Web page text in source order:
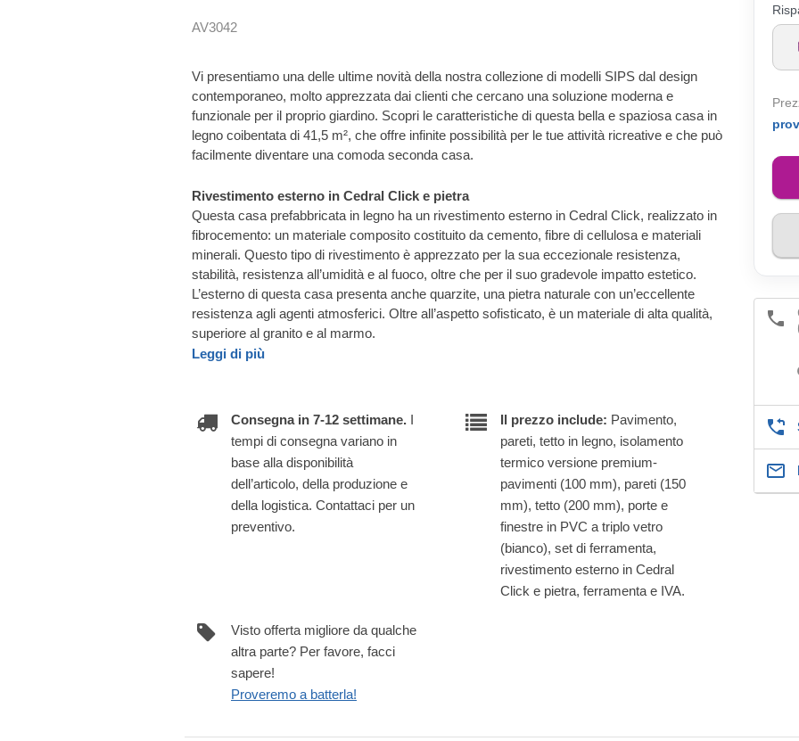
AV3042
Vi presentiamo una delle ultime novità della nostra collezione di modelli SIPS dal design
contemporaneo, molto apprezzata dai clienti che cercano una soluzione moderna e
funzionale per il proprio giardino. Scopri le caratteristiche di questa bella e spaziosa casa in
legno coibentata di 41,5 m², che offre infinite possibilità per le tue attività ricreative e che può
facilmente diventare una comoda seconda casa.
Rivestimento esterno in Cedral Click e pietra
Questa casa prefabbricata in legno ha un rivestimento esterno in Cedral Click, realizzato in
fibrocemento: un materiale composito costituito da cemento, fibre di cellulosa e materiali
minerali. Questo tipo di rivestimento è apprezzato per la sua eccezionale resistenza,
stabilità, resistenza all’umidità e al fuoco, oltre che per il suo gradevole impatto estetico.
L’esterno di questa casa presenta anche quarzite, una pietra naturale con un’eccellente
resistenza agli agenti atmosferici. Oltre all’aspetto sofisticato, è un materiale di alta qualità,
superiore al granito e al marmo.
Leggi di più
Consegna in 7-12 settimane. I
tempi di consegna variano in
base alla disponibilità
dell’articolo, della produzione e
della logistica. Contattaci per un
preventivo.
Il prezzo include: Pavimento,
pareti, tetto in legno, isolamento
termico versione premium-
pavimenti (100 mm), pareti (150
mm), tetto (200 mm), porte e
finestre in PVC a triplo vetro
(bianco), set di ferramenta,
rivestimento esterno in Cedral
Click e pietra, ferramenta e IVA.
Visto offerta migliore da qualche
altra parte? Per favore, facci
sapere!
Proveremo a batterla!